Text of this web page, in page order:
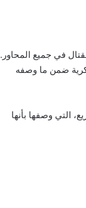
في جميع المحاور.
ضمن ما وصفه
التي وصفها بأنها